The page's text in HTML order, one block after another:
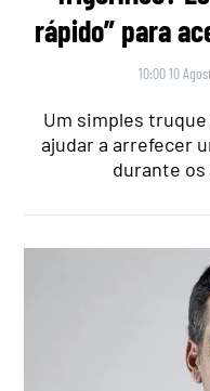
rápido” para
10:00 10
Um simples
ajudar a arrefecer
durante